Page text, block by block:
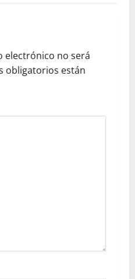
electrónico no será
obligatorios están